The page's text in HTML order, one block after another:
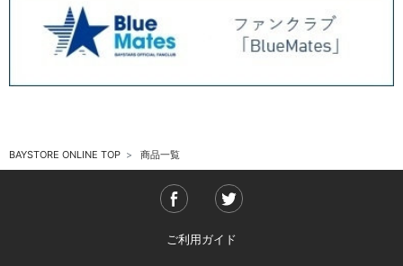
BAYSTORE ONLINE TOP 商品一覧
ご利用ガイド